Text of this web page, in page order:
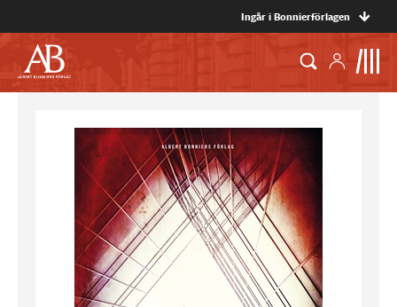
Ingår i Bonnierförlagen